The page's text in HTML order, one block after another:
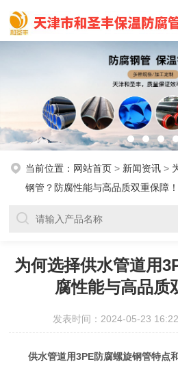
当前位置： 网站首页 > 新闻资讯 >
钢管？防腐性能与高品质双重保障！
为何选择供水管道用
腐性能与高品质
发表时间：2024-05-23
供水管道用3PE防腐螺旋钢管特点